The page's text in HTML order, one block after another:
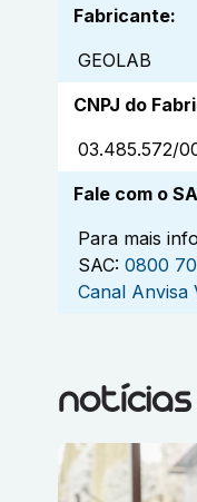
Fabricante:
GEOLAB
CNPJ do
03.485.572/
Fale com o
Para mais
SAC: 0800
Canal Anvisa